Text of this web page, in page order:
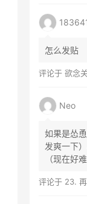
怎么发贴
评论于 欲念
Neo
如果是怂
发爽一下
（现在好
评论于 23.